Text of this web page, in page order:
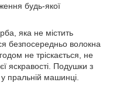
будь-якої
яка не містить
безпосередньо волокна
не тріскається, не
яскравості. Подушки з
пральній машинці.